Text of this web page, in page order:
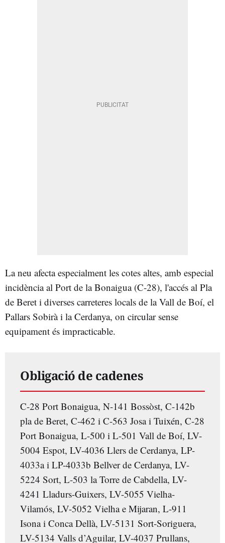
La neu afecta especialment les cotes altes, amb especial
incidència al Port de la Bonaigua (C-28), l'accés al Pla
de Beret i diverses carreteres locals de la Vall de Boí, el
Pallars Sobirà i la Cerdanya, on circular sense
equipament és impracticable.
Obligació de cadenes
C-28 Port Bonaigua, N-141 Bossòst, C-142b
pla de Beret, C-462 i C-563 Josa i Tuixén, C-28
Port Bonaigua, L-500 i L-501 Vall de Boí, LV-
5004 Espot, LV-4036 Llers de Cerdanya, LP-
4033a i LP-4033b Bellver de Cerdanya, LV-
5224 Sort, L-503 la Torre de Cabdella, LV-
4241 Lladurs-Guixers, LV-5055 Vielha-
Vilamós, LV-5052 Vielha e Mijaran, L-911
Isona i Conca Dellà, LV-5131 Sort-Soriguera,
LV-5134 Valls d’Aguilar, LV-4037 Prullans,